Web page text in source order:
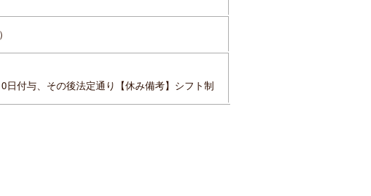
日付与、その後法定通り【休み備考】シフト制